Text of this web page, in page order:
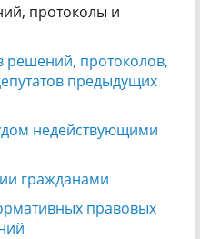
протоколы и
решений, протоколов,
предыдущих
недействующими
гражданами
правовых